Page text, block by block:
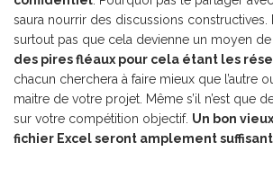
saura nourrir des discussions constructives.
surtout pas que cela devienne un moyen de
des pires fléaux pour cela étant les
chacun cherchera à faire mieux que l’autre
maitre de votre projet. Même s’il n’est que
sur votre compétition objectif. Un bon
fichier Excel seront amplement